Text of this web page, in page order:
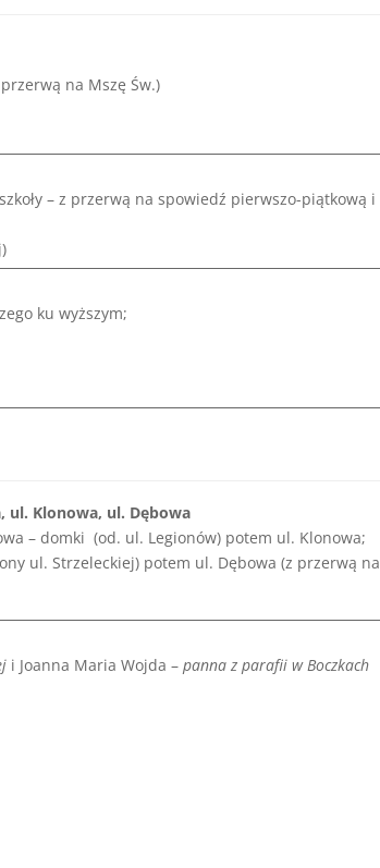
na Mszę Św.)
– z przerwą na spowiedź pierwszo-piątkową i
ku wyższym;
ul. Klonowa, ul. Dębowa
– domki (od. ul. Legionów) potem ul. Klonowa;
ul. Strzeleckiej) potem ul. Dębowa (z przerwą na
i Joanna Maria Wojda – panna z parafii w Boczkach